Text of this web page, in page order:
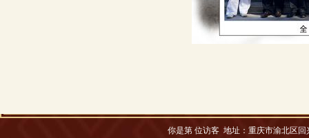
你是第 位访客 地址： 重庆市渝北区回